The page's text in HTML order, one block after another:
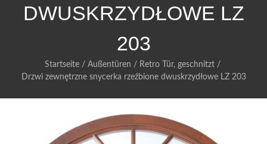
DWUSKRZYDŁOWE LZ
203
Startseite/ Außentüren / Retro Tür, geschnitzt/
Drzwi zewnętrzne snycerka rzeźbione dwuskrzydłowe LZ 203